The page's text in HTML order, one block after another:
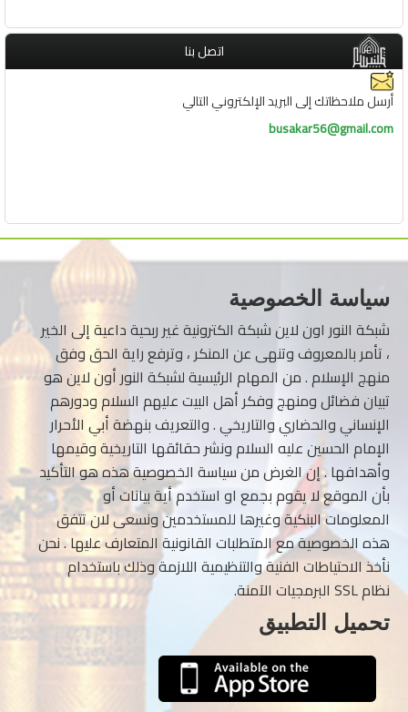
اتصل بنا
أرسل ملاحظاتك إلى البريد الإلكتروني التالي
busakar56@gmail.com
سياسة الخصوصية
شبكة النور اون لاين شبكة الكترونية غير ربحية داعية إلى الخير
، تأمر بالمعروف وتنهى عن المنكر ، وترفع راية الحق وفق
منهج الإسلام . من المهام الرئيسية لشبكة النور أون لاين هو
تبيان فضائل ومنهج وفكر أهل البيت عليهم السلام ودورهم
الإنساني والحضاري والتاريخي . والتعريف بنهضة أبي الأحرار
الإمام الحسين عليه السلام ونشر حقائقها التاريخية وقيمها
وأهدافها . إن الغرض من سياسة الخصوصية هذه هو التأكيد
بأن الموقع لا يقوم بجمع او استخدم أية بيانات أو
المعلومات البنكية وغيرها للمستخدمين ونسعى لان تتفق
هذه الخصوصية مع المتطلبات القانونية المتعارف عليها . نحن
نأخذ الاحتياطات الفنية والتنظيمية اللازمة وذلك باستخدام
نظام SSL البرمجيات الآمنة.
تحميل التطبيق